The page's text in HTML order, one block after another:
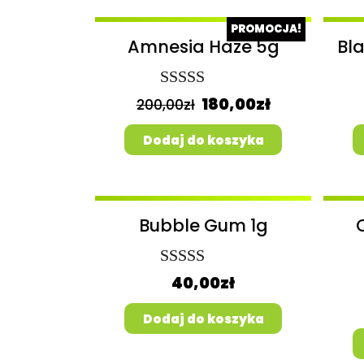
PROMOCJA!
Amnesia Haze 5g
Oceniony
5.00na 5.
200,00zł 180,00zł
Dodaj do koszyka
Bubble Gum 1g
Oceniony
5.00na 5.
40,00zł
Dodaj do koszyka